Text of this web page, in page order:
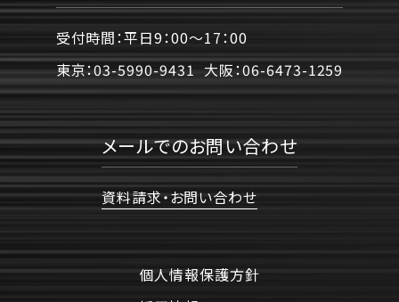
受付時間：平日9：00〜17：00
東京：03-5990-9431 大阪：06-6473-1259
メールでのお問い合わせ
資料請求・お問い合わせ
個人情報保護方針